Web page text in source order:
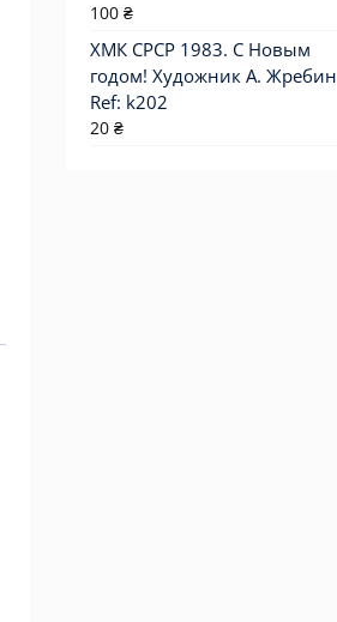
100 ₴
ХМК СРСР 1983. С Новым
годом! Художник А. Жребин
Ref: k202
20 ₴